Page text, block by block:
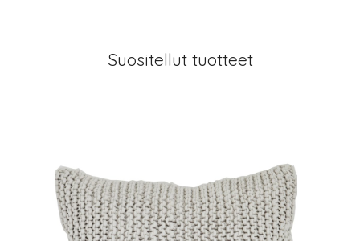
Suositellut tuotteet